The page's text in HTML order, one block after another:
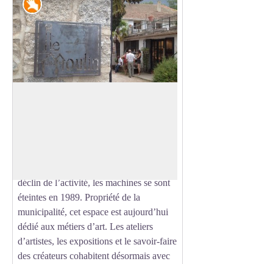
Savoir-faire
déclin de l’activité, les machines se sont
éteintes en 1989. Propriété de la
municipalité, cet espace est aujourd’hui
dédié aux métiers d’art. Les ateliers
d’artistes, les expositions et le savoir-faire
des créateurs cohabitent désormais avec